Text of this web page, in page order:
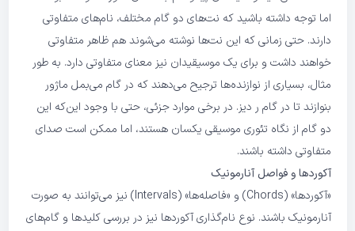
اما توجه داشته باشید که نت‌های دو گام مختلف، نام‌های متفاوتی
دارند. حتی زمانی که این نت‌ها نوشته می‌شوند هم ظاهر متفاوتی
خواهند داشت و برای یک موسیقیدان نیز معنای متفاوتی دارد. به طور
مثال، بسیاری از نوازنده‌ها ترجیح می‌دهند که در گام می‌بمل ماژور
بنوازند تا در گام ر دیز. در برخی موارد جزئی، حتی با وجود این‌که این
دو گام از نگاه تئوری موسیقی یکسان هستند، اما ممکن است صدای
متفاوتی داشته باشند.
آکوردها و فواصل آنارمونیک
«آکوردها» (Chords) و «فاصله‌ها» (Intervals) نیز می‌توانند به صورت
آنارمونیک باشند. نوع نام‌گذاری آکوردها نیز در بررسی کلیدها و گام‌های